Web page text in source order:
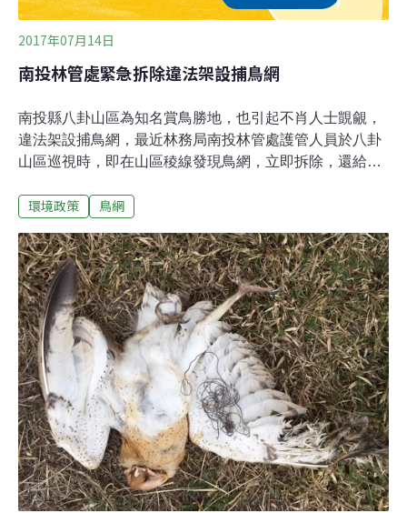
逕予拆
2017年07月14日
南投林管處緊急拆除違法架設捕鳥網
南投縣八卦山區為知名賞鳥勝地，也引起不肖人士覬覦，
違法架設捕鳥網，最近林務局南投林管處護管人員於八卦
山區巡視時，即在山區稜線發現鳥網，立即拆除，還給鳥
動物保育法送辦，若獵捕保育類動物，最重可處5年有期
護管人員定期巡視山區，除了查緝盜伐林木，違法獵捕也
是重點項目，護管人員則在南投、彰化交界八卦山區的一
處稜線，發現違法架設的鳥網，總長度約200公尺，立即
進行拆除。
環境政策 鳥網